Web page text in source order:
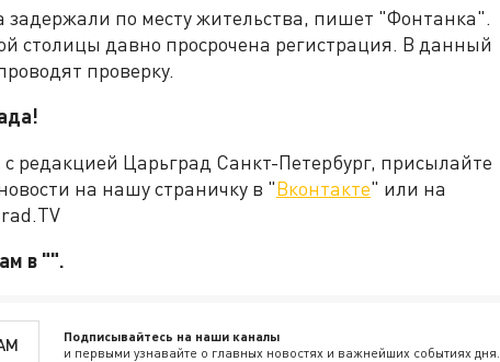
задержали по месту жительства, пишет "Фонтанка".
столицы давно просрочена регистрация. В данный
проверку.
редакцией Царьград Санкт-Петербург, присылайте
на нашу страничку в "Вконтакте" или на
в "".
Подписывайтесь на наши каналы
и первыми узнавайте о главных новостях и важнейших событиях дня.